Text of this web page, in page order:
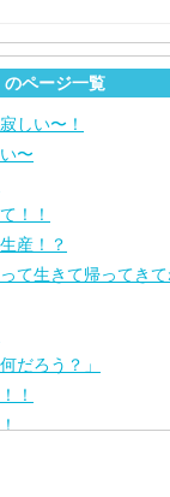
のページ一覧
しい〜！
〜
！！
産！？
って生きて帰ってき
だろう？」
！